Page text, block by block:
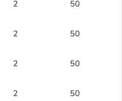
2 50
2 50
2 50
2 50